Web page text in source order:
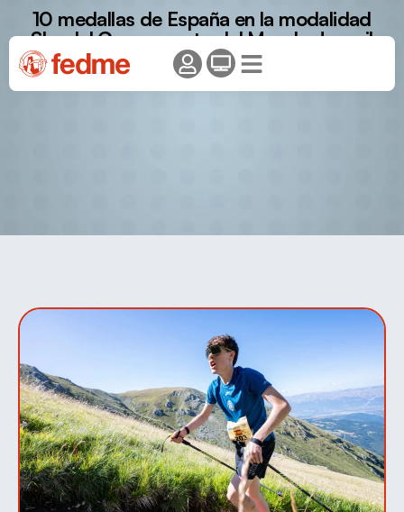
10 medallas de España en la modalidad
Sky del Campeonato del Mundo Juvenil
Skyrunning.